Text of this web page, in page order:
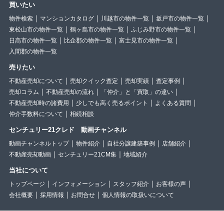
買いたい
物件検索 マンションカタログ 川越市の物件一覧
坂戸市の物件一覧
東松山市の物件一覧
鶴ヶ島市の物件一覧
ふじみ野市の物件一覧
日高市の物件一覧
比企郡の物件一覧
富士見市の物件一覧
入間郡の物件一覧
売りたい
不動産売却について 売却クイック査定 売却実績
査定事例
売却コラム
不動産売却の流れ
「仲介」と「買取」の違い
不動産売却時の諸費用
少しでも高く売るポイント
よくある質問
仲介手数料について
相続相談
センチュリー21クレド 動画チャンネル
動画チャンネルトップ 物件紹介 自社分譲建築事例
店舗紹介
不動産売却動画
センチュリー21CM集 地域紹介
当社について
トップページ インフォメーション スタッフ紹介
お客様の声
会社概要
採用情報 お問合せ 個人情報の取扱いについて